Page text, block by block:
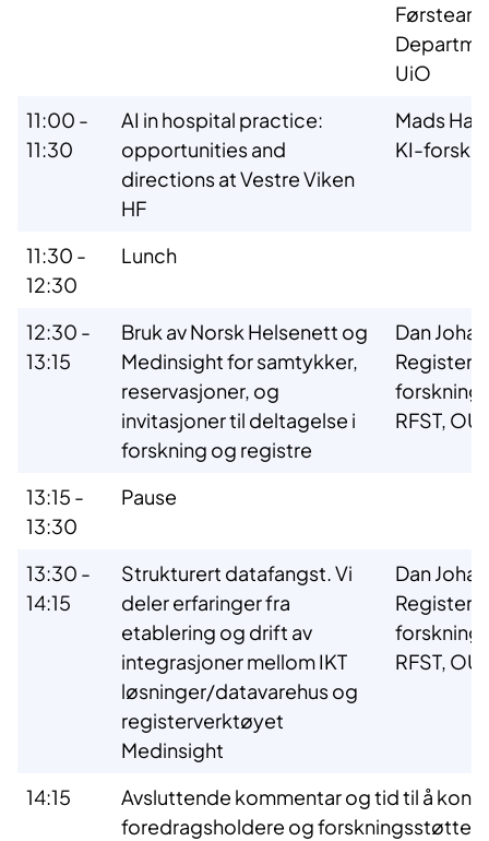
UiO
11:00 -
11:30
AI in hospital practice:
opportunities and
directions at Vestre Viken
HF
Mads
KI-
11:30 -
12:30
Lunch
12:30 -
13:15
Bruk av Norsk Helsenett og
Medinsight for samtykker,
reservasjoner, og
invitasjoner til deltagelse i
forskning og registre
Dan
RFST,
13:15 -
13:30
Pause
13:30 -
14:15
Strukturert datafangst. Vi
deler erfaringer fra
etablering og drift av
integrasjoner mellom IKT
løsninger/datavarehus og
registerverktøyet
Medinsight
Dan
RFST,
14:15
Avsluttende kommentar og tid til å
foredragsholdere og forskningsstøtte